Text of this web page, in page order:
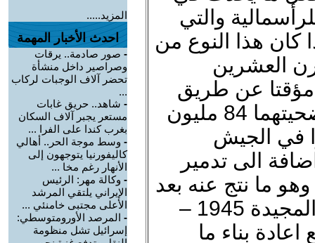
والتي
هذا النوع من
العشرين
مؤقتا عن طريق
تفجير مجزرتين عالميتين سقط ضحيتهما 84 مليون
في الجيش
الى تدمير
ما نتج عنه بعد
انتهاء الحرب ما يسمى بالثلاثينية المجيدة 1945 –
اعادة بناء ما
المزيد.....
احدث الأخبار المهمة
- صور صادمة.. يرقات
وصراصير داخل منشأة
تحضر آلاف الوجبات لركاب
...
- شاهد.. حريق غابات
مستعر يجبر آلاف السكان
بغرب كندا على الفرا ...
- وسط موجة الحر.. أهالي
كاليفورنيا يتوجهون إلى
الأنهار رغم مخا ...
- وكالة مهر: الرئيس
الإيراني يلتقي المرشد
الأعلى مجتبى خامنئي ...
- المرصد الأورومتوسطي:
إسرائيل تشل منظومة